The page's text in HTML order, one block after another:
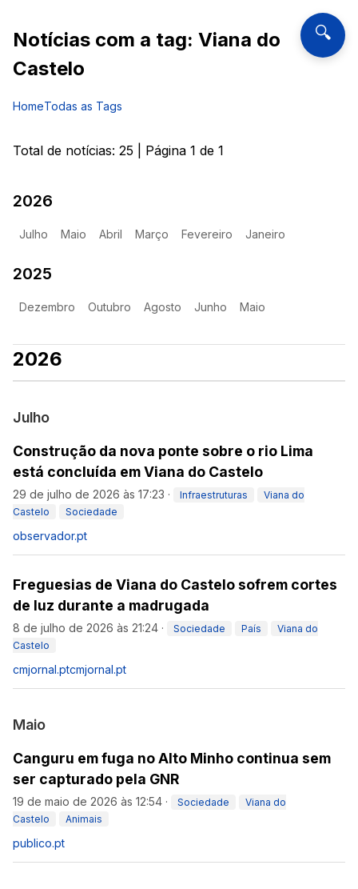
🔍
Notícias com a tag: Viana do
Castelo
HomeTodas as Tags
Total de notícias: 25 | Página 1 de 1
2026
Julho Maio Abril Março Fevereiro Janeiro
2025
Dezembro Outubro Agosto Junho Maio
2026
Julho
Construção da nova ponte sobre o rio Lima
está concluída em Viana do Castelo
29 de julho de 2026 às 17:23 · Infraestruturas
Viana do
Castelo
Sociedade
observador.pt
Freguesias de Viana do Castelo sofrem cortes
de luz durante a madrugada
8 de julho de 2026 às 21:24 · Sociedade País
Viana do
Castelo
cmjornal.ptcmjornal.pt
Maio
Canguru em fuga no Alto Minho continua sem
ser capturado pela GNR
19 de maio de 2026 às 12:54 · Sociedade
Viana do
Castelo
Animais
publico.pt